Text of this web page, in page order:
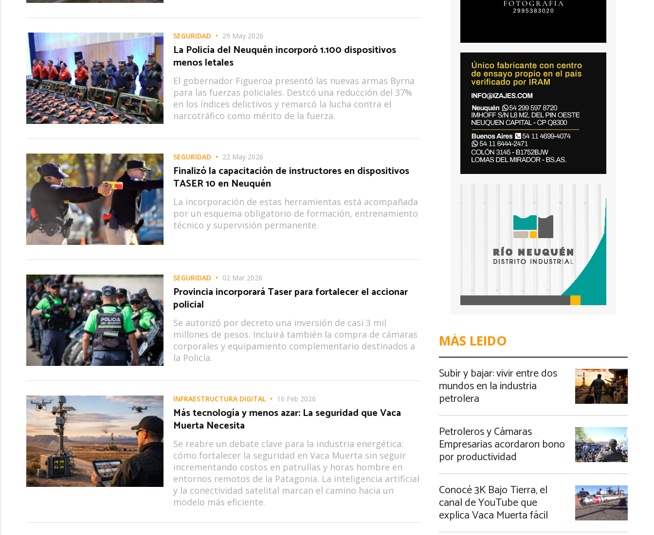
SEGURIDAD 29 May 2026
La Policía del Neuquén incorporó 1.100 dispositivos
menos letales
El gobernador Figueroa presentó las nuevas armas Byrna
para las fuerzas policiales. Destcó una reducción del 37%
en los índices delictivos y remarcó la lucha contra el
narcotráfico como mérito de la fuerza.
SEGURIDAD 22 May 2026
Finalizó la capacitación de instructores en dispositivos
TASER 10 en Neuquén
La incorporación de estas herramientas está acompañada
por un esquema obligatorio de formación, entrenamiento
técnico y supervisión permanente.
SEGURIDAD 02 Mar 2026
Provincia incorporará Taser para fortalecer el accionar
policial
Se autorizó por decreto una inversión de casi 3 mil
millones de pesos. Incluirá también la compra de cámaras
corporales y equipamiento complementario destinados a
la Policía.
INFRAESTRUCTURA DIGITAL 16 Feb 2026
Más tecnología y menos azar: La seguridad que Vaca
Muerta Necesita
Se reabre un debate clave para la industria energética:
cómo fortalecer la seguridad en Vaca Muerta sin seguir
incrementando costos en patrullas y horas hombre en
entornos remotos de la Patagonia. La inteligencia artificial
y la conectividad satelital marcan el camino hacia un
modelo más eficiente.
MÁS LEIDO
Subir y bajar: vivir entre dos
mundos en la industria
petrolera
Petroleros y Cámaras
Empresarias acordaron bono
por productividad
Conocé 3K Bajo Tierra, el
canal de YouTube que
explica Vaca Muerta fácil